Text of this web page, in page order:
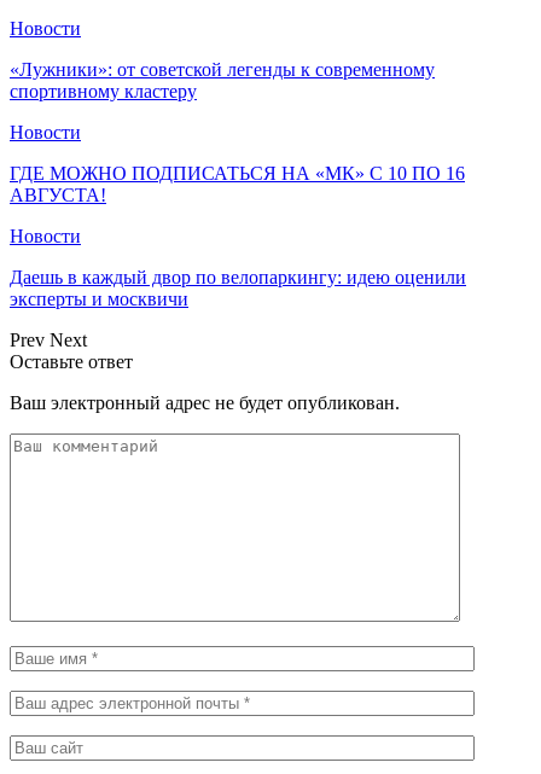
Новости
«Лужники»: от советской легенды к современному
спортивному кластеру
Новости
ГДЕ МОЖНО ПОДПИСАТЬСЯ НА «МК» С 10 ПО 16
АВГУСТА!
Новости
Даешь в каждый двор по велопаркингу: идею оценили
эксперты и москвичи
Prev Next
Оставьте ответ
Ваш электронный адрес не будет опубликован.